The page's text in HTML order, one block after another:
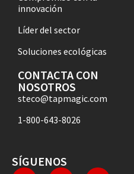
innovación
Líder del sector
Soluciones ecológicas
CONTACTA CON
NOSOTROS
steco@tapmagic.com
1-800-643-8026
SÍGUENOS